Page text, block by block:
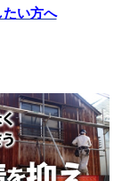
い方へ